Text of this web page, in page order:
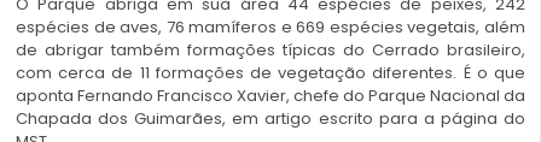
espécies de aves, 76 mamíferos e 669 espécies vegetais, além
de abrigar também formações típicas do Cerrado brasileiro,
com cerca de 11 formações de vegetação diferentes. É o que
aponta Fernando Francisco Xavier, chefe do Parque Nacional da
Chapada dos Guimarães, em artigo escrito para a página do